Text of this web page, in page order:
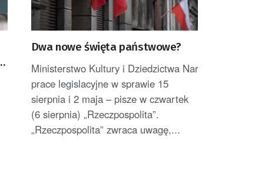
Dwa nowe święta państwowe?
Ministerstwo Kultury i Dziedzictwa Narodowego planuje
prace legislacyjne w sprawie 15
sierpnia i 2 maja – pisze w czwartek
(6 sierpnia) „Rzeczpospolita”.
„Rzeczpospolita” zwraca uwagę,...